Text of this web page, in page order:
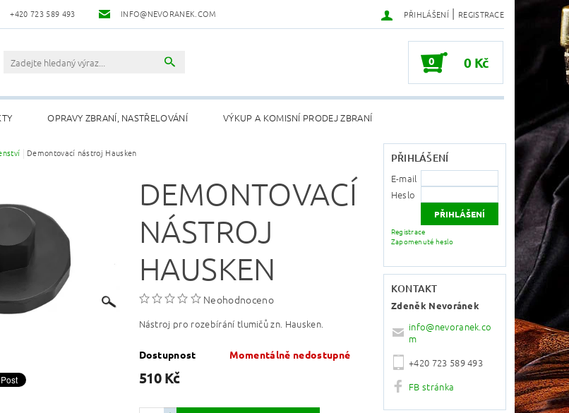
+420 723 589 493 INFO@NEVORANEK.COM PŘIHLÁŠENÍ | REGISTRACE
0 0 Kč
OPRAVY ZBRANÍ, NASTŘELOVÁNÍ VÝKUP A KOMISNÍ PRODEJ ZBRANÍ
Demontovací nástroj Hausken
DEMONTOVACÍ
NÁSTROJ
HAUSKEN
Neohodnoceno
Nástroj pro rozebírání tlumičů zn. Hausken.
Dostupnost Momentálně nedostupné
510 Kč
PŘIHLÁŠENÍ
E-mail
Heslo
Registrace
Zapomenuté heslo
KONTAKT
Zdeněk Nevoránek
info@nevoranek.co
m
+420 723 589 493
FB stránka